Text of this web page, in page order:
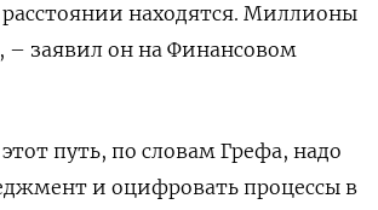
находятся. Миллионы
– заявил он на Финансовом
путь, по словам Грефа, надо
и оцифровать процессы в